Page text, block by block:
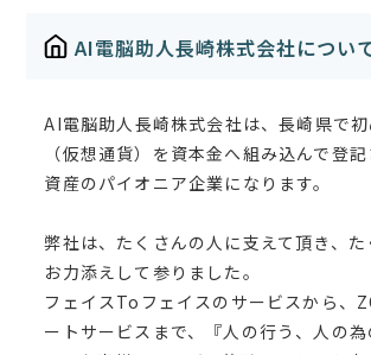
AI電脳助人長崎株式会社につい
AI電脳助人長崎株式会社は、長崎県で
（仮想通貨）を資本金へ組み込んで登
資産のパイオニア企業になります。
弊社は、たくさんの人に支えて頂き、
お力添えして参りました。
フェイスToフェイスのサービスから、
ートサービスまで、『人の行う、人の